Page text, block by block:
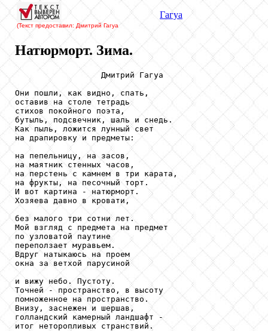
(Текст предоставил: Дмитрий Гагуа
Гагуа
Натюрморт. Зима.
                  Дмитрий Гагуа
Они пошли, как видно, спать,
оставив на столе тетрадь
стихов покойного поэта,
бутыль, подсвечник, шаль и снедь.
Как пыль, ложится лунный свет
на драпировку и предметы:
на пепельницу, на засов,
на маятник стенных часов,
на перстень с камнем в три карата,
на фрукты, на песочный торт.
И вот картина - натюрморт.
Хозяева давно в кровати,
без малого три сотни лет.
Мой взгляд с предмета на предмет
по узловатой паутине
переползает муравьем.
Вдруг натыкаюсь на проем
окна за ветхой парусиной
и вижу небо. Пустоту.
Точней - пространство, в высоту
помноженное на пространство.
Внизу, заснежен и шершав,
голландский камерный ландшафт -
итог неторопливых странствий.